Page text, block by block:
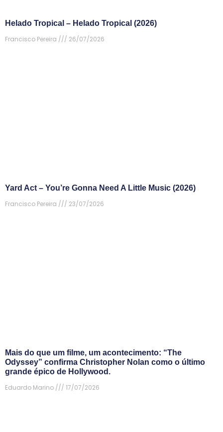
Helado Tropical – Helado Tropical (2026)
Francisco Pereira
26/07/2026
Yard Act – You’re Gonna Need A Little Music (2026)
Francisco Pereira
23/07/2026
Mais do que um filme, um acontecimento: “The
Odyssey” confirma Christopher Nolan como o último
grande épico de Hollywood.
Eduardo Marino
17/07/2026